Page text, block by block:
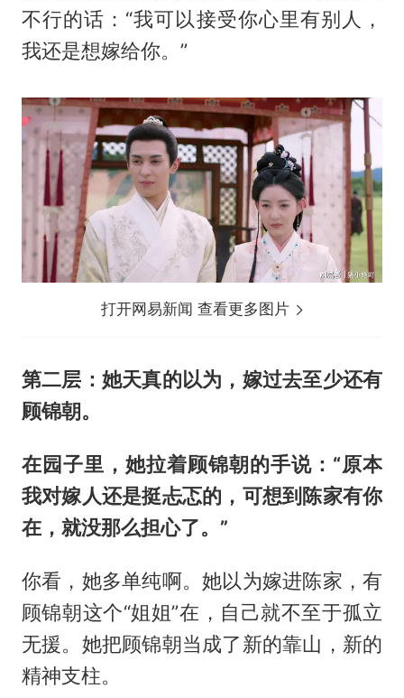
不行的话：“我可以接受你心里有别人，
我还是想嫁给你。”
打开网易新闻 查看更多图片
第二层：她天真的以为，嫁过去至少还有
顾锦朝。
在园子里，她拉着顾锦朝的手说：“原本
我对嫁人还是挺忐忑的，可想到陈家有你
在，就没那么担心了。”
你看，她多单纯啊。她以为嫁进陈家，有
顾锦朝这个“姐姐”在，自己就不至于孤立
无援。她把顾锦朝当成了新的靠山，新的
精神支柱。